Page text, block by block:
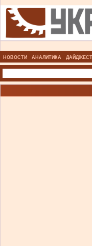
НОВОСТИ АНАЛИТИКА ДАЙДЖЕСТ